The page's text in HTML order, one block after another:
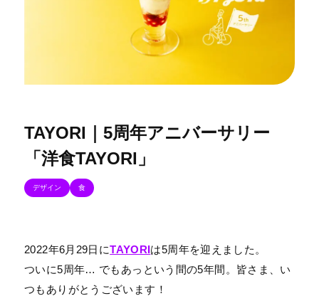
TAYORI｜5周年アニバーサリー
「洋食TAYORI」
デザイン 食
2022年6月29日にTAYORIは5周年を迎えました。
ついに5周年… でもあっという間の5年間。皆さま、い
つもありがとうございます！